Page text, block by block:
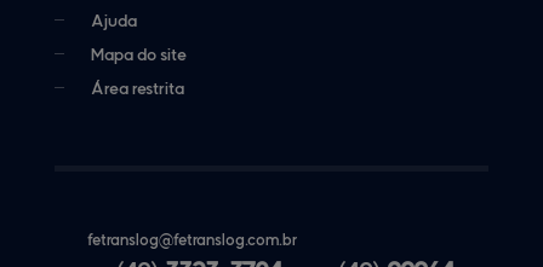
Ajuda
Mapa do site
Área restrita
fetranslog@fetranslog.com.br